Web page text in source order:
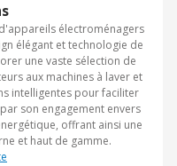
électroménagers
élégant et technologie de
une vaste sélection de
aux machines à laver et
intelligentes pour faciliter
son engagement envers
offrant ainsi une
et haut de gamme.